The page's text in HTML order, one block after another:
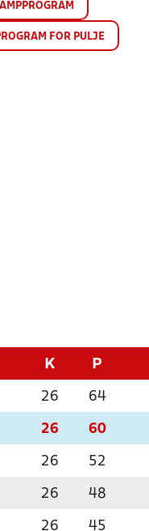
FOR PULJE
K P
26 64
26 60
26 52
26 48
26 45